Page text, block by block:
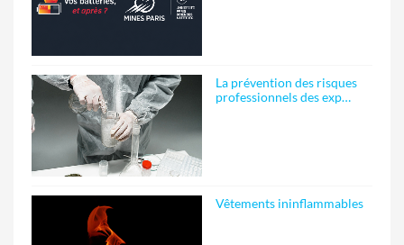
La prévention des risques
professionnels des exp…
Vêtements ininflammables